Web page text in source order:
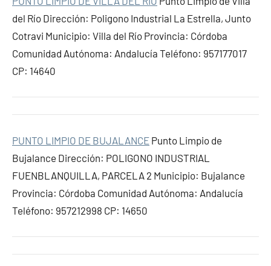
del Río Dirección: Poligono Industrial La Estrella, Junto
Cotravi Municipio: Villa del Río Provincia: Córdoba
Comunidad Autónoma: Andalucía Teléfono: 957177017
CP: 14640
PUNTO LIMPIO DE BUJALANCE Punto Limpio de
Bujalance Dirección: POLIGONO INDUSTRIAL
FUENBLANQUILLA, PARCELA 2 Municipio: Bujalance
Provincia: Córdoba Comunidad Autónoma: Andalucía
Teléfono: 957212998 CP: 14650